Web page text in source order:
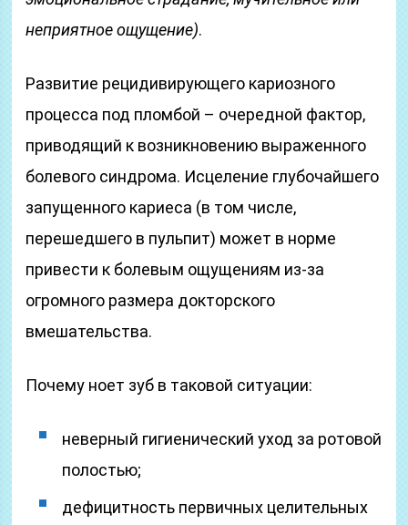
неприятное ощущение).
Развитие рецидивирующего кариозного
процесса под пломбой – очередной фактор,
приводящий к возникновению выраженного
болевого синдрома. Исцеление глубочайшего
запущенного кариеса (в том числе,
перешедшего в пульпит) может в норме
привести к болевым ощущениям из-за
огромного размера докторского
вмешательства.
Почему ноет зуб в таковой ситуации:
неверный гигиенический уход за ротовой
полостью;
дефицитность первичных целительных